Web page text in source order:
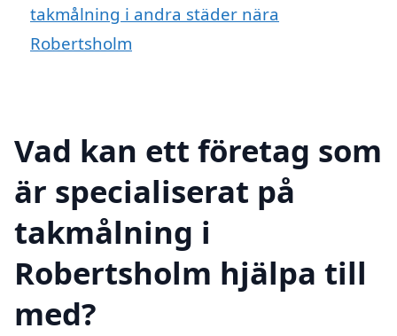
takmålning i andra städer nära
Robertsholm
Vad kan ett företag som
är specialiserat på
takmålning i
Robertsholm hjälpa till
med?